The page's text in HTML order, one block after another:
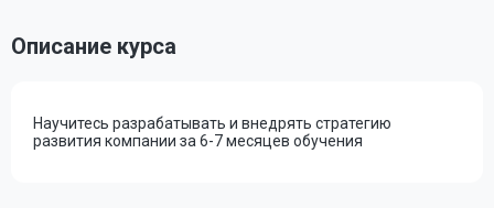
Описание курса
Научитесь разрабатывать и внедрять стратегию
развития компании за 6-7 месяцев обучения